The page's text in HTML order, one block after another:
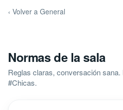
‹ Volver a General
Normas de la sala
Reglas claras, conversación
#Chicas.